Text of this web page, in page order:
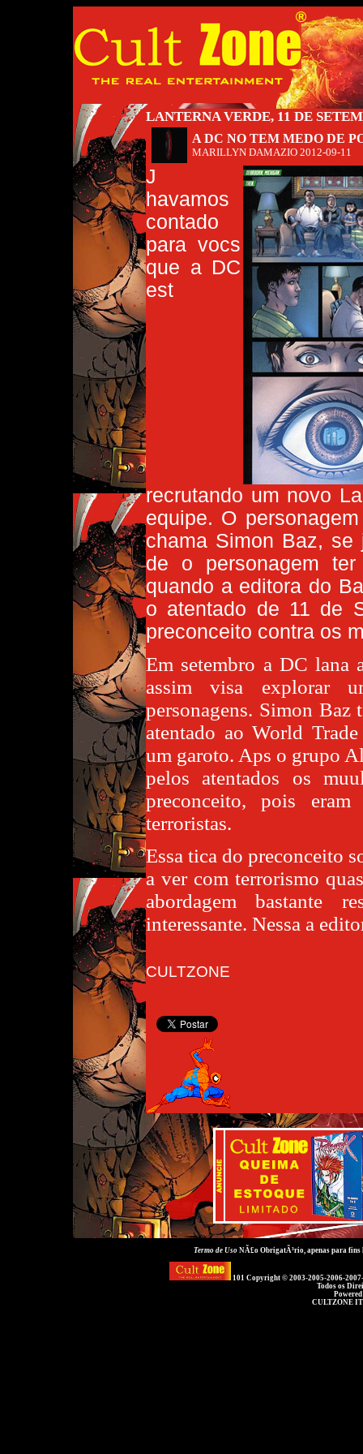
LANTERNA VERDE, 11 DE
A DC NO TEM MEDO DE
MARILLYN DAMAZIO 2012-09-11
J
havamos
contado
para vocs
que a DC
est
recrutando um novo
equipe. O
chama Simon Baz,
de o personagem
quando a editora do
o atentado de 11 de
preconceito contra os
Em setembro a DC lana
assim visa explorar
personagens. Simon Baz
atentado ao World
um garoto. Aps o grupo
pelos atentados os
preconceito, pois
terroristas.
Essa tica do preconceito
a ver com terrorismo
abordagem bastante
interessante. Nessa a
CULTZONE
Termo de UsoNÃ£o ObrigatÃ³rio, apenas para
101 Copyright © 2003-2005-2006-
Todos os
CULTZONE